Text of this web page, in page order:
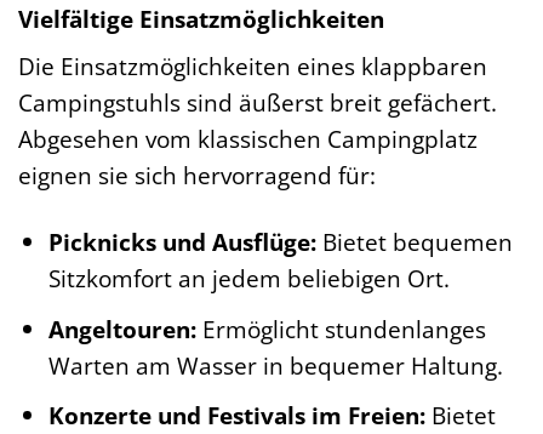
Vielfältige Einsatzmöglichkeiten
Die Einsatzmöglichkeiten eines klappbaren
Campingstuhls sind äußerst breit gefächert.
Abgesehen vom klassischen Campingplatz
eignen sie sich hervorragend für:
Picknicks und Ausflüge:Bietet bequemen
Sitzkomfort an jedem beliebigen Ort.
Angeltouren:Ermöglicht stundenlanges
Warten am Wasser in bequemer Haltung.
Konzerte und Festivals im Freien:Bietet